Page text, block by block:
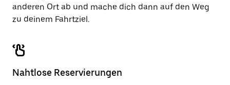
anderen Ort ab und mache dich dann auf den Weg
zu deinem Fahrtziel.
Nahtlose Reservierungen